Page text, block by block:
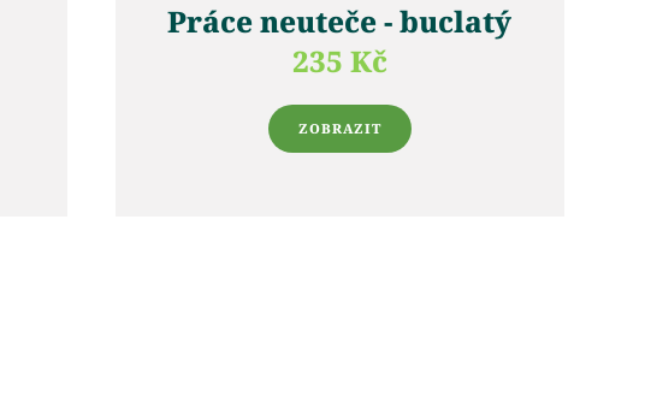
Práce neuteče - buclatý
235 Kč
ZOBRAZIT